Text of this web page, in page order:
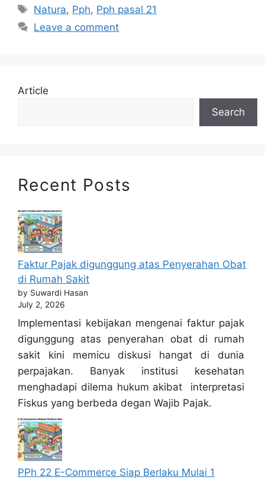
Tags
Natura, Pph, Pph pasal 21
Leave a comment
Article
Search
Recent Posts
Faktur Pajak digunggung atas Penyerahan Obat
di Rumah Sakit
by Suwardi Hasan
July 2, 2026
Implementasi kebijakan mengenai faktur pajak
digunggung atas penyerahan obat di rumah
sakit kini memicu diskusi hangat di dunia
perpajakan. Banyak institusi kesehatan
menghadapi dilema hukum akibat interpretasi
Fiskus yang berbeda degan Wajib Pajak.
PPh 22 E-Commerce Siap Berlaku Mulai 1